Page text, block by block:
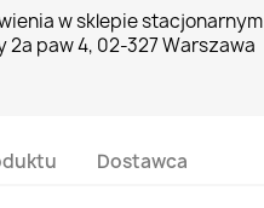
w sklepie stacjonarnym
2a paw 4, 02-327 Warszawa
Dostawca